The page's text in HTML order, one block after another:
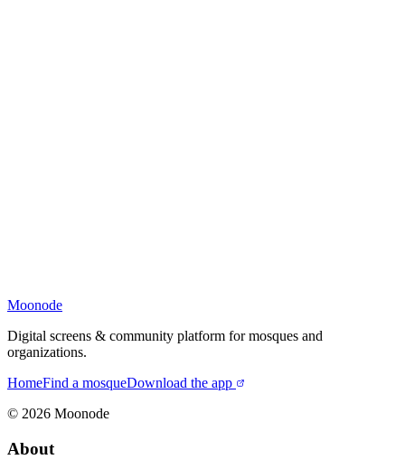
Moonode
Digital screens & community platform for mosques and
organizations.
HomeFind a mosqueDownload the app
© 2026 Moonode
About